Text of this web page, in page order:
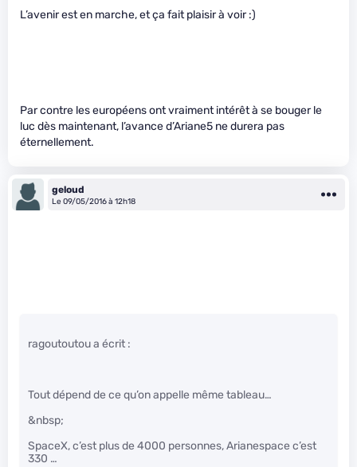
L’avenir est en marche, et ça fait plaisir à voir :)
Par contre les européens ont vraiment intérêt à se bouger le
luc dès maintenant, l’avance d’Ariane5 ne durera pas
éternellement.
geloud
Le 09/05/2016 à 12h18
ragoutoutou a écrit :
Tout dépend de ce qu’on appelle même tableau…
&nbsp;
SpaceX, c’est plus de 4000 personnes, Arianespace c’est
330 …